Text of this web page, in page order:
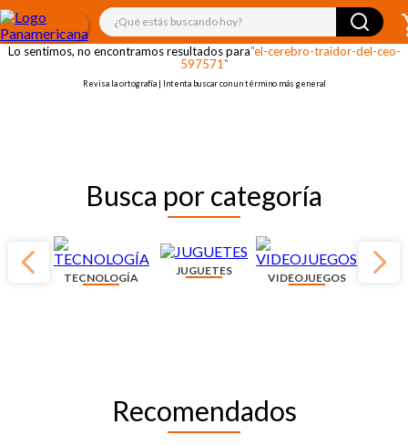
¿Qué estás buscando hoy?
¡OOPS!
Lo sentimos, no encontramos resultados para"el-cerebro-traidor-del-ceo-
597571"
Revisa la ortografía | Intenta buscar con un término más general
Busca por categoría
TECNOLOGÍA
JUGUETES
VIDEOJUEGOS
Recomendados